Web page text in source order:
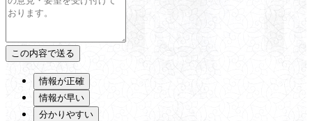
情報が正確
情報が早い
分かりやすい